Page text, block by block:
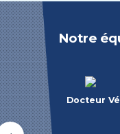
Notre
Docteur